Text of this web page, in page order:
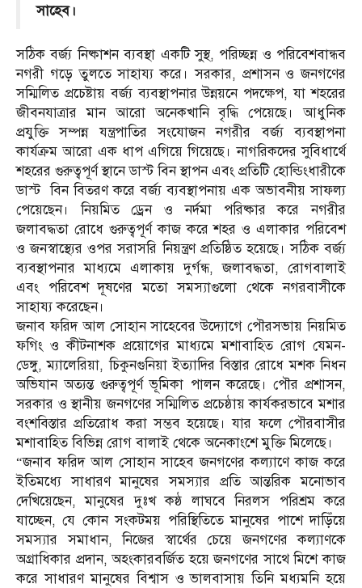
সাহেব।
সঠিক বর্জ্য নিষ্কাশন ব্যবস্থা একটি সুস্থ, পরিচ্ছন্ন ও পরিবেশবান্ধব
নগরী গড়ে তুলতে সাহায্য করে। সরকার, প্রশাসন ও জনগণের
সম্মিলিত প্রচেষ্টায় বর্জ্য ব্যবস্থাপনার উন্নয়নে পদক্ষেপ, যা শহরের
জীবনযাত্রার মান আরো অনেকখানি বৃদ্ধি পেয়েছে। আধুনিক
প্রযুক্তি সম্পন্ন যন্ত্রপাতির সংযোজন নগরীর বর্জ্য ব্যবস্থাপনা
কার্যক্রম আরো এক ধাপ এগিয়ে গিয়েছে। নাগরিকদের সুবিধার্থে
শহরের গুরুত্বপূর্ণ স্থানে ডাস্ট বিন স্থাপন এবং প্রতিটি হোল্ডিংধারীকে
ডাস্ট বিন বিতরণ করে বর্জ্য ব্যবস্থাপনায় এক অভাবনীয় সাফল্য
পেয়েছেন। নিয়মিত ড্রেন ও নর্দমা পরিষ্কার করে নগরীর
জলাবদ্ধতা রোধে গুরুত্বপূর্ণ কাজ করে শহর ও এলাকার পরিবেশ
ও জনস্বাস্থ্যের ওপর সরাসরি নিয়ন্ত্রণ প্রতিষ্ঠিত হয়েছে। সঠিক বর্জ্য
ব্যবস্থাপনার মাধ্যমে এলাকায় দুর্গন্ধ, জলাবদ্ধতা, রোগবালাই
এবং পরিবেশ দূষণের মতো সমস্যাগুলো থেকে নগরবাসীকে
সাহায্য করেছেন।
জনাব ফরিদ আল সোহান সাহেবের উদ্যোগে পৌরসভায় নিয়মিত
ফগিং ও কীটনাশক প্রয়োগের মাধ্যমে মশাবাহিত রোগ যেমন-
ডেঙ্গু, ম্যালেরিয়া, চিকুনগুনিয়া ইত্যাদির বিস্তার রোধে মশক নিধন
অভিযান অত্যন্ত গুরুত্বপূর্ণ ভূমিকা পালন করেছে। পৌর প্রশাসন,
সরকার ও স্থানীয় জনগণের সম্মিলিত প্রচেষ্ঠায় কার্যকরভাবে মশার
বংশবিস্তার প্রতিরোধ করা সম্ভব হয়েছে। যার ফলে পৌরবাসীর
মশাবাহিত বিভিন্ন রোগ বালাই থেকে অনেকাংশে মুক্তি মিলেছে।
“জনাব ফরিদ আল সোহান সাহেব জনগণের কল্যাণে কাজ করে
ইতিমধ্যে সাধারণ মানুষের সমস্যার প্রতি আন্তরিক মনোভাব
দেখিয়েছেন, মানুষের দুঃখ কষ্ঠ লাঘবে নিরলস পরিশ্রম করে
যাচ্ছেন, যে কোন সংকটময় পরিস্থিতিতে মানুষের পাশে দাড়িঁয়ে
সমস্যার সমাধান, নিজের স্বার্থের চেয়ে জনগণের কল্যাণকে
অগ্রাধিকার প্রদান, অহংকারবর্জিত হয়ে জনগণের সাথে মিশে কাজ
করে সাধারণ মানুষের বিশ্বাস ও ভালবাসায় তিনি মধ্যমনি হয়ে